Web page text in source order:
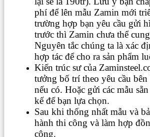
phí để lên mẫu Zamin mới
trường hợp bạn yêu cầu gửi
trước thì Zamin chưa thể
Nguyên tắc chúng ta là xác
hợp tác để cho ra sản phẩm
Kiến trúc sư của
tưởng bố trí theo yêu cầu bên
nếu có. Hoặc gửi các mẫu
kế để bạn lựa chọn.
Sau khi thống nhất mẫu và
hành thi công và làm hợp
công.